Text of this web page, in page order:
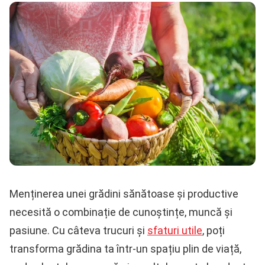
Menținerea unei grădini sănătoase și productive
necesită o combinație de cunoștințe, muncă și
pasiune. Cu câteva trucuri și sfaturi utile, poți
transforma grădina ta într-un spațiu plin de viață,